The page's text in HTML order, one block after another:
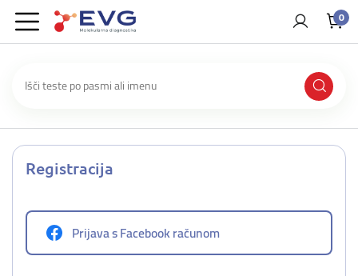
0
Registracija
Prijava s Facebook računom